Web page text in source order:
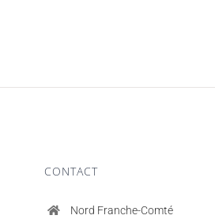
CONTACT
Nord Franche-Comté